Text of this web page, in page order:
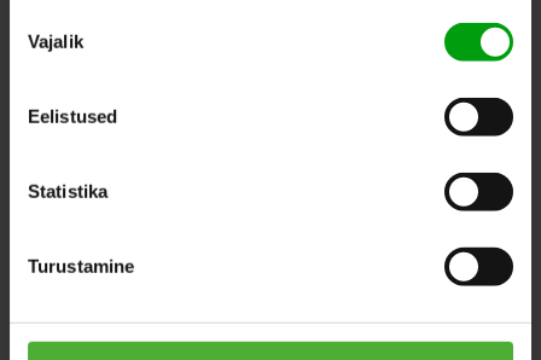
valik
Vajalik
Eelistused
Statistika
Turustamine
SIMILAR PRODUCTS